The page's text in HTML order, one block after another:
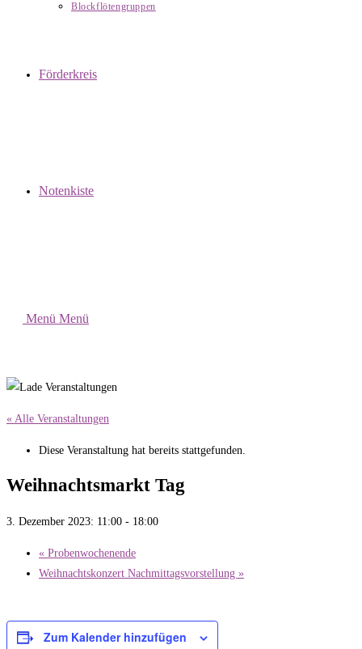
Blockflötengruppen
Förderkreis
Notenkiste
Menü Menü
« Alle Veranstaltungen
Diese Veranstaltung hat bereits stattgefunden.
Weihnachtsmarkt Tag
3. Dezember 2023: 11:00 - 18:00
« Probenwochenende
Weihnachtskonzert Nachmittagsvorstellung »
Zum Kalender hinzufügen